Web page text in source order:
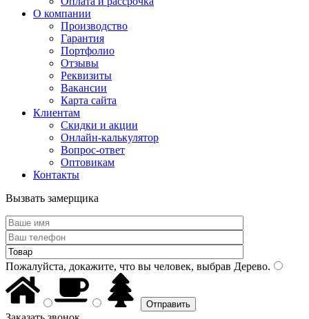
О компании
Производство
Гарантия
Портфолио
Отзывы
Реквизиты
Вакансии
Карта сайта
Клиентам
Скидки и акции
Онлайн-калькулятор
Вопрос-ответ
Оптовикам
Контакты
Вызвать замерщика
Пожалуйста, докажите, что вы человек, выбрав Дерево.